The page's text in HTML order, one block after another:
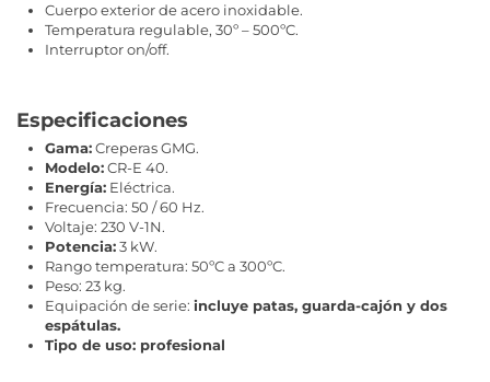
Cuerpo exterior de acero inoxidable.
Temperatura regulable, 30º – 500ºC.
Interruptor on/off.
Especificaciones
Gama:Creperas GMG.
Modelo:CR-E 40.
Energía: Eléctrica.
Frecuencia: 50 / 60 Hz.
Voltaje: 230 V-1N.
Potencia:3 kW.
Rango temperatura: 50ºC a 300ºC.
Peso: 23 kg.
Equipación de serie: incluye patas, guarda-cajón y dos
espátulas.
Tipo de uso: profesional